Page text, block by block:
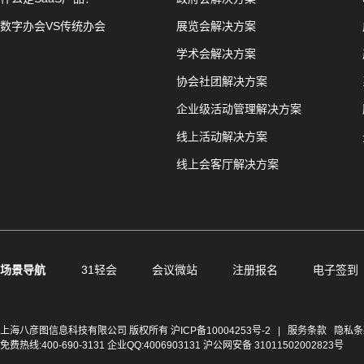
数字办会VS传统办会 展览会解决方案
学术会解决方案
协会社团解决方案
企业级活动管理解决方案
线上活动解决方案
线上会客厅解决方案
场景导航 31轻会 会议微站 注册报名 电子签到
上海八彦图信息科技有限公司 版权所有 沪ICP备10004253号-2 服务条款
隐私
免费热线:400-690-3131 企业QQ:4006903131 沪公网安备 31011502002823号